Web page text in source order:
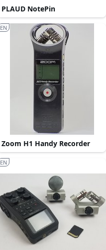
PLAUD NotePin
Zoom H1 Handy Recorder
EN
EN